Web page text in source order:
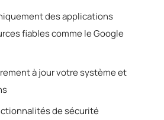
des applications
fiables comme le Google
à jour votre système et
de sécurité